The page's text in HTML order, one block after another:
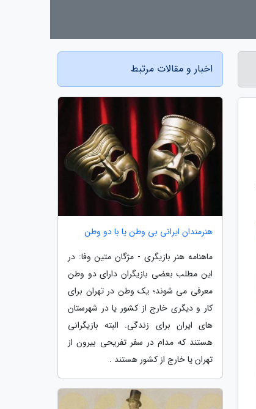
اخبار و مقالات مرتبط
هنرمندان ایرانی بی وطن یا با دو وطن
ماهنامه هنر بازیگری - مژگان متین وفا: در
این مطلب بعضی بازیگران دارای دو وطن
معرفی می شوند؛ یک وطن در تهران برای
کار و دیگری خارج از کشور یا در شهرستان
های ایران برای زندگی. البته بازیگرانی
هستند که مدام در سفر تفریحی بیرون از
تهران یا خارج از کشور هستند .